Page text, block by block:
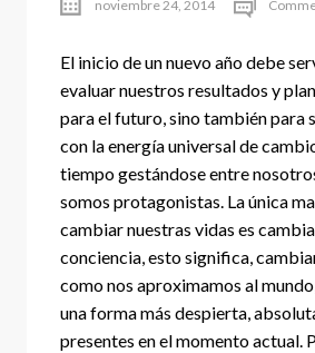
noviembre 24, 2014
El inicio de un nuevo año debe
evaluar nuestros resultados y
para el futuro, sino también para
con la energía universal de
tiempo gestándose entre
somos protagonistas. La única
cambiar nuestras vidas es
conciencia, esto significa,
como nos aproximamos al
una forma más despierta,
presentes en el momento actual.